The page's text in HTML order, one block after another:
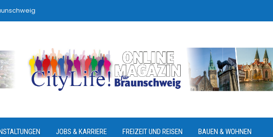
JOBS & KARRIERE FREIZEIT UND REISEN BAUEN & WOHNEN